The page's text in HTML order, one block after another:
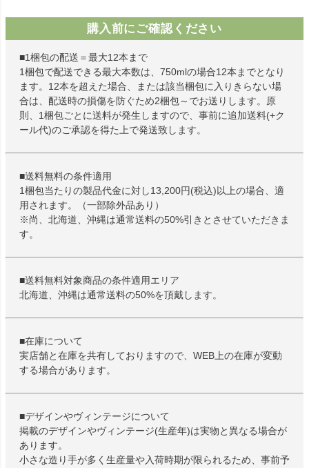
購入前にご確認ください
■1梱包の配送＝最大12本まで
1梱包で配送できる最大本数は、750mlの場合12本までとなり
ます。12本を超えた場合、または該当梱包に入りきらない場
合は、配送時の損傷を防ぐため2梱包～でお送りします。原
則、1梱包ごとに送料が発生しますので、事前に追加送料(+ク
ール代)のご承認を得た上で発送致します。
■送料無料の条件適用
1梱包当たりの製品代金に対し13,200円(税込)以上の場合、適
用されます。（一部除外品あり）
※尚、北海道、沖縄は通常送料の50%引きとさせていただきま
す。
■送料無料対象商品の条件適用エリア
北海道、沖縄は通常送料の50%を頂戴します。
■在庫について
実店舗と在庫を共有しておりますので、WEB上の在庫が変動
する場合があります。
■デザインやヴィンテージについて
掲載のデザインやヴィンテージ(生産年)は実物と異なる場合が
あります。
小さな造り手が多く生産量や入荷時期が限られるため、事前予